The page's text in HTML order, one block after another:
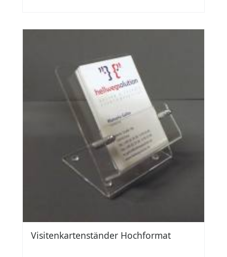
Visitenkartenständer Hochformat